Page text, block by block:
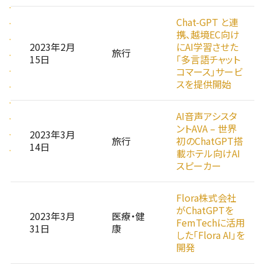
2023年2月
15日
旅行
Chat-GPT と連
携、越境EC向け
にAI学習させた
「多言語チャット
コマース」サービ
スを提供開始
2023年3月
14日
旅行
AI音声アシスタ
ントAVA – 世界
初のChatGPT搭
載ホテル向けAI
スピーカー
2023年3月
31日
医療・健
康
Flora株式会社
がChatGPTを
FemTechに活用
した「Flora AI」を
開発